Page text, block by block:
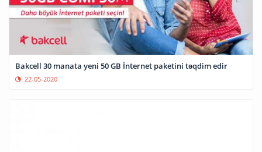
Bakcell 30 manata yeni 50 GB İnternet paketini təqdim edir
22-05-2020